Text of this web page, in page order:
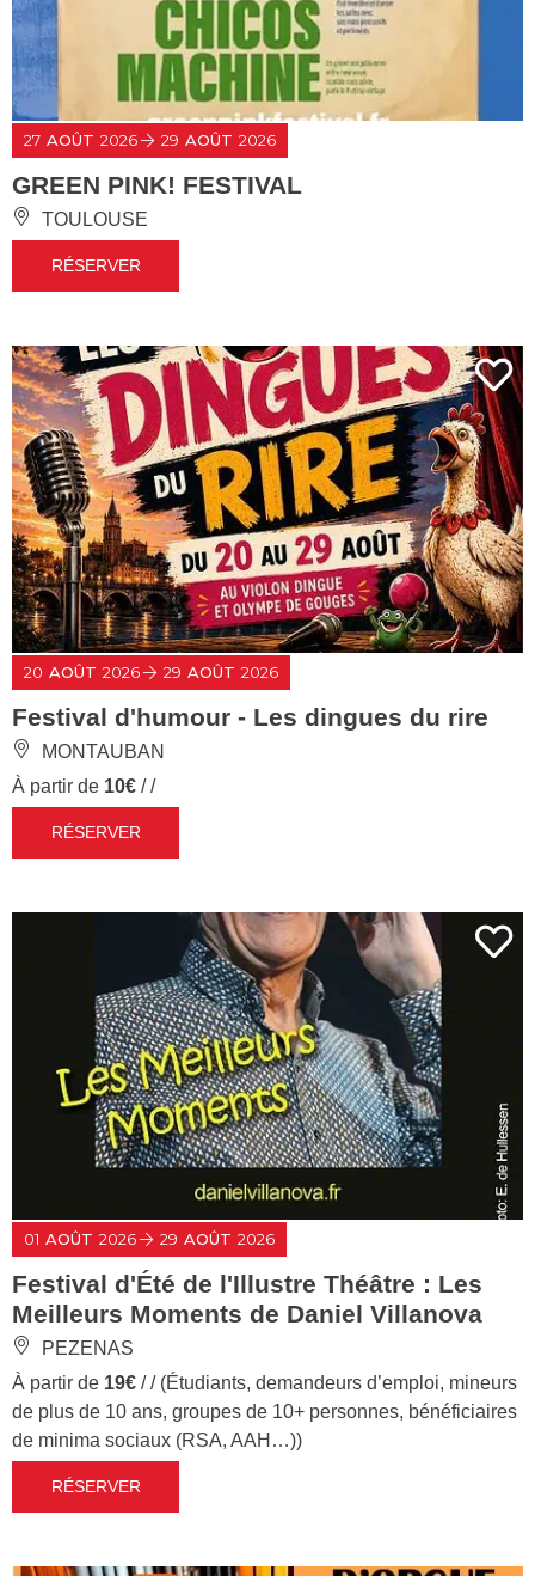
27 AOÛT 2026 29 AOÛT 2026
GREEN PINK! FESTIVAL
TOULOUSE
RÉSERVER
20 AOÛT 2026 29 AOÛT 2026
Festival d'humour - Les dingues du rire
MONTAUBAN
À partir de 10€ / /
RÉSERVER
01 AOÛT 2026 29 AOÛT 2026
Festival d'Été de l'Illustre Théâtre : Les
Meilleurs Moments de Daniel Villanova
PEZENAS
À partir de 19€ / / (Étudiants, demandeurs d’emploi, mineurs
de plus de 10 ans, groupes de 10+ personnes, bénéficiaires
de minima sociaux (RSA, AAH…))
RÉSERVER